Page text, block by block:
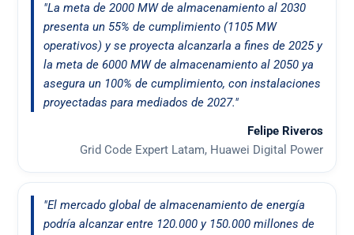
"La meta de 2000 MW de almacenamiento al 2030
presenta un 55% de cumplimiento (1105 MW
operativos) y se proyecta alcanzarla a fines de 2025 y
la meta de 6000 MW de almacenamiento al 2050 ya
asegura un 100% de cumplimiento, con instalaciones
proyectadas para mediados de 2027."
Felipe Riveros
Grid Code Expert Latam, Huawei Digital Power
"El mercado global de almacenamiento de energía
podría alcanzar entre 120.000 y 150.000 millones de